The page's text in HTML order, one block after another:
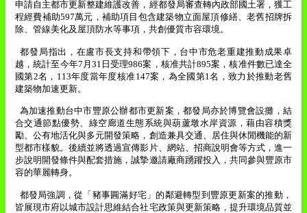
申請自主都市更新整建維護改善，經都發局審查轉內政部國土署，獲工
程經費補助597萬元，補助項目包含建築物立面屋頂修繕、老舊招牌拆
除、管線美化及屋頂防水等事項，共創優質市容環境。
都發局指出，在盧市長支持和帶領下，台中市危老重建推動成果卓
越，統計至今年7 月31 日受理986案，核准共計895案，核准件數已達全
國第2名， 113年度當年度核准147案，為全國第1 名，致力於推動老舊
建築物加速更新。
為加速推動台中市豐原公辦都市更新案，都發局亦於博覽會設攤，結
合交通節點優勢、綠空廊道生態系統與葫蘆墩水岸資源，藉由容積獎
勵、公有地活化與多元開發策略，創造兼具交通、居住與休閒機能的新
型都市樣貌。後續並將透過宣傳影片、網站、招商說明會等方式，進一
步說明開發條件與配套措施，誠摯邀請廠商踴躍投入，共同參與豐原市
容的華麗轉身。
都發局強調，從「豬事圓滿好宅」的鄰避轉型到豐原更新案的推動，
皆展現市府以城市設計思維結合社宅政策與更新策略，提升環境品質並